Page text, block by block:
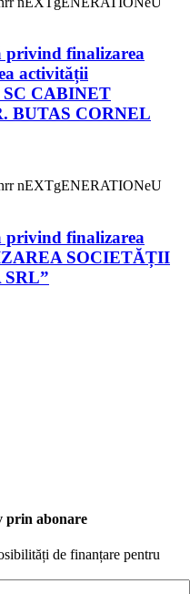
privind finalizarea
activității
SC CABINET
BUTAS CORNEL
privind finalizarea
SOCIETĂȚII
prin abonare
de finanțare pentru